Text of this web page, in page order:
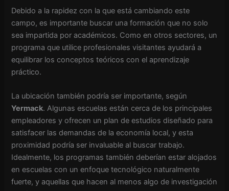
Debido a la rapidez con la que está cambiando este
campo, es importante buscar una formación que no solo
sea impartida por académicos. Como en otros sectores, un
programa que utilice profesionales visitantes ayudará a
equilibrar los conceptos teóricos con el aprendizaje
práctico.
La ubicación también podría ser importante, según
Yermack. Algunas escuelas están cerca de los principales
empleadores y ofrecen un plan de estudios diseñado para
satisfacer las demandas de la economía local, y esta
proximidad podría ser invaluable al buscar trabajo.
Idealmente, los programas también deberían estar alojados
en escuelas con un enfoque tecnológico naturalmente
fuerte, y aquellas que hacen al menos algo de investigación